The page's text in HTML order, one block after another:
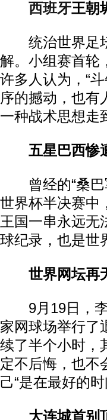
西班牙王朝
统治世界足坛
解。小组赛首轮
许多人认为，“
序的撼动，也有
一种战术思想走
五星巴西惨
曾经的“桑巴
世界杯半决赛中
王国一串永远无
球纪录，也是世
世界网坛再
9月19日，李
家网球场举行了
续了半个小时，
定不后悔，也不
己“是在最好的时
大连城首别